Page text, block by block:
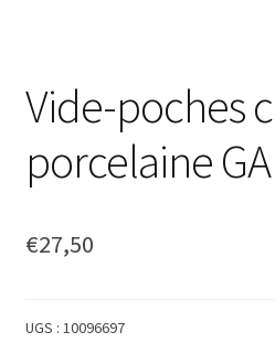
Vide-poches
porcelaine
€27,50
UGS : 10096697